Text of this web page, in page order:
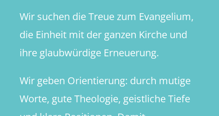
Wir suchen die Treue zum Evangelium,
die Einheit mit der ganzen Kirche und
ihre glaubwürdige Erneuerung.
Wir geben Orientierung: durch mutige
Worte, gute Theologie, geistliche Tiefe